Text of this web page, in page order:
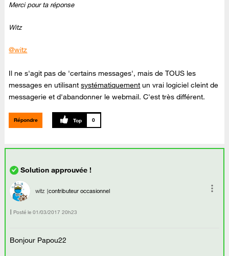
Merci pour ta réponse
Witz
@witz
Il ne s'agit pas de 'certains messages', mais de TOUS les
messages en utilisantsystématiquement un vrai logiciel cleint de
messagerie et d'abandonner le webmail. C'est très différent.
Répondre 0
witz contributeur occasionnel
Posté le ‎01/03/2017 20h23
Bonjour Papou22